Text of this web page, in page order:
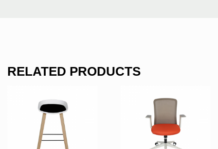
RELATED PRODUCTS